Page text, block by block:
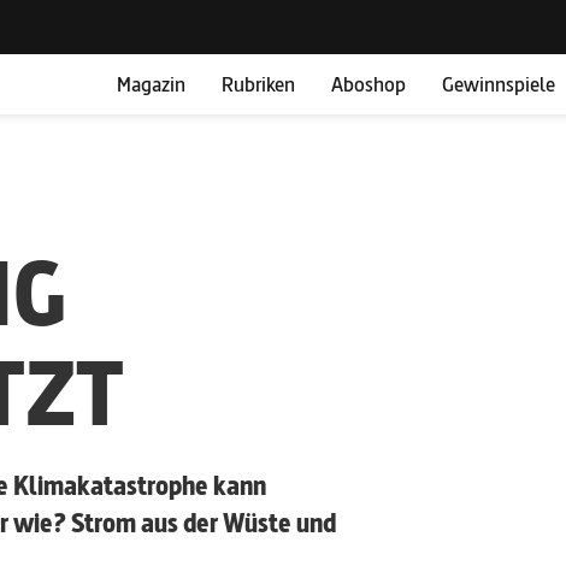
Magazin Rubriken Aboshop Gewinnspiele
Klimakatastrophe kann
Strom aus der Wüste und